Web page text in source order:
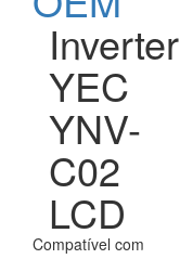
Inverter
YEC
YNV-
C02
LCD
Compatível com